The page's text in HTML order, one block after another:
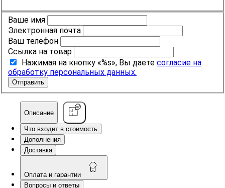
Ваше имя
Электронная почта
Ваш телефон
Ссылка на товар
Нажимая на кнопку «%s», Вы даете согласие на
обработку персональных данных.
Отправить
Описание
Что входит в стоимость
Дополнения
Доставка
Оплата и гарантии
Вопросы и ответы